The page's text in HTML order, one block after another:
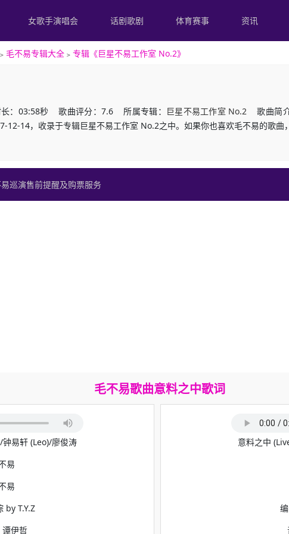
女歌手演唱会 话剧歌剧 体育赛事 资讯
﹥ 毛不易专辑大全 ﹥ 专辑《巨星不易工作室 No.2》
：03:58秒 歌曲评分：7.6 所属专辑： 巨星不易工作室 No.2 歌曲简
12-14，收录于专辑巨星不易工作室 No.2之中。如果你也喜欢毛不易的歌曲
巡演售前提醒及购票服务
毛不易歌曲意料之中歌词
易轩 (Leo)/廖俊涛
易
易
by T.Y.Z
谭伊哲
意料之中